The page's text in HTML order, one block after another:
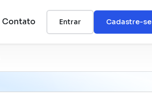
Contato Entrar Cadastre-se